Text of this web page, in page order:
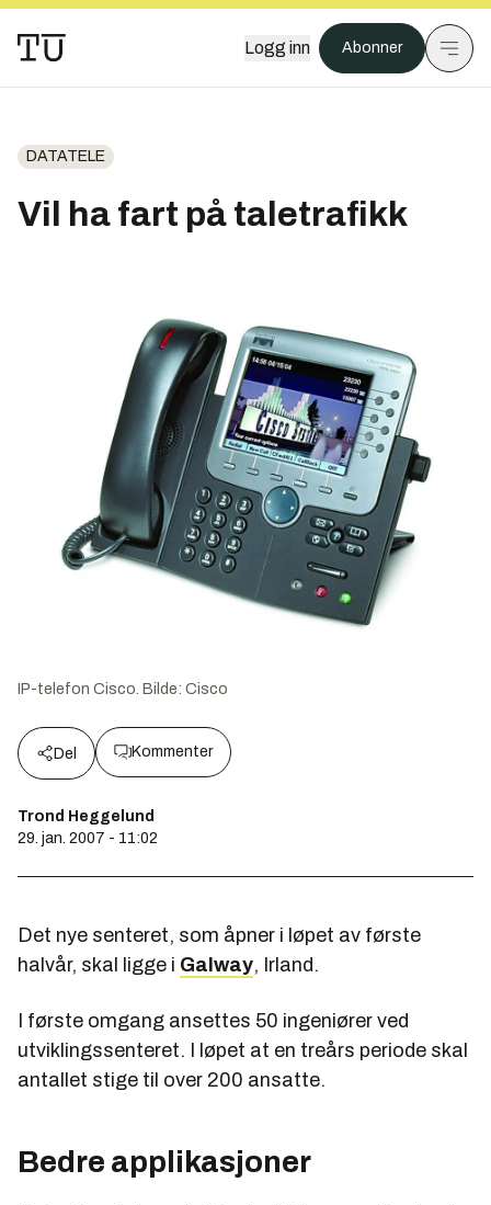
Logg inn Abonner
DATATELE
Vil ha fart på taletrafikk
IP-telefon Cisco. Bilde: Cisco
Del Kommenter
Trond Heggelund
29. jan. 2007 - 11:02
Det nye senteret, som åpner i løpet av første
halvår, skal ligge i Galway, Irland.
I første omgang ansettes 50 ingeniører ved
utviklingssenteret. I løpet at en treårs periode skal
antallet stige til over 200 ansatte.
Bedre applikasjoner